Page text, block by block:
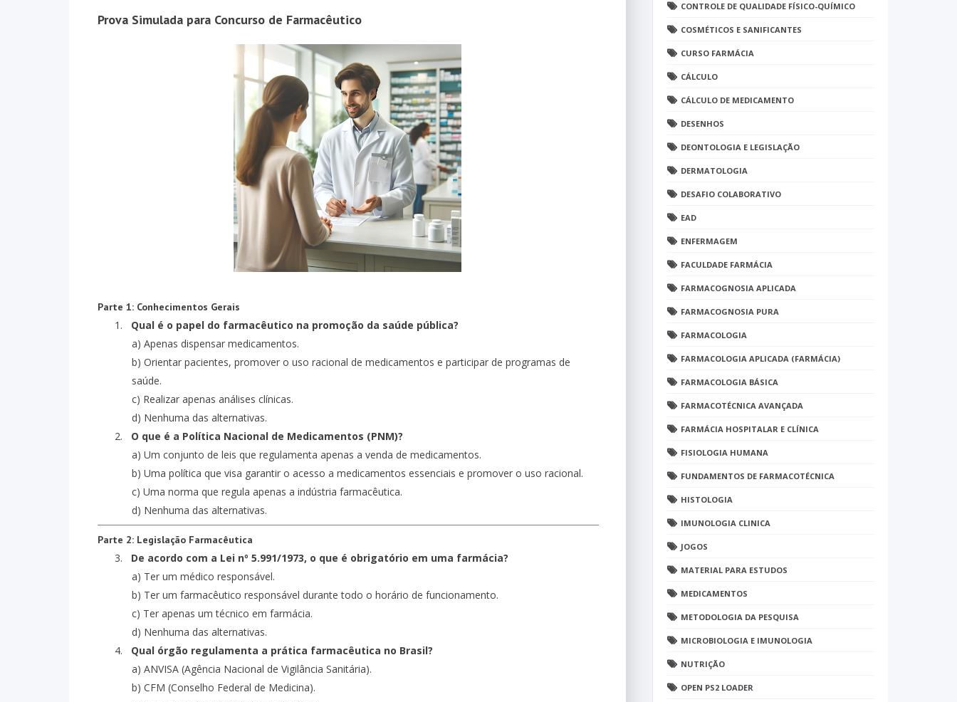
Prova Simulada para Concurso de Farmacêutico
Parte 1: Conhecimentos Gerais
1.
Qual é o papel do farmacêutico na promoção da saúde pública?
a) Apenas dispensar medicamentos.
b) Orientar pacientes, promover o uso racional de medicamentos e participar de programas de
saúde.
c) Realizar apenas análises clínicas.
d) Nenhuma das alternativas.
2.
O que é a Política Nacional de Medicamentos (PNM)?
a) Um conjunto de leis que regulamenta apenas a venda de medicamentos.
b) Uma política que visa garantir o acesso a medicamentos essenciais e promover o uso racional.
c) Uma norma que regula apenas a indústria farmacêutica.
d) Nenhuma das alternativas.
Parte 2: Legislação Farmacêutica
3.
De acordo com a Lei nº 5.991/1973, o que é obrigatório em uma farmácia?
a) Ter um médico responsável.
b) Ter um farmacêutico responsável durante todo o horário de funcionamento.
c) Ter apenas um técnico em farmácia.
d) Nenhuma das alternativas.
4.
Qual órgão regulamenta a prática farmacêutica no Brasil?
a) ANVISA (Agência Nacional de Vigilância Sanitária).
b) CFM (Conselho Federal de Medicina).
CONTROLE DE QUALIDADE FÍSICO-QUÍMICO
COSMÉTICOS E SANIFICANTES
CURSO FARMÁCIA
CÁLCULO
CÁLCULO DE MEDICAMENTO
DESENHOS
DEONTOLOGIA E LEGISLAÇÃO
DERMATOLOGIA
DESAFIO COLABORATIVO
EAD
ENFERMAGEM
FACULDADE FARMÁCIA
FARMACOGNOSIA APLICADA
FARMACOGNOSIA PURA
FARMACOLOGIA
FARMACOLOGIA APLICADA (FARMÁCIA)
FARMACOLOGIA BÁSICA
FARMACOTÉCNICA AVANÇADA
FARMÁCIA HOSPITALAR E CLÍNICA
FISIOLOGIA HUMANA
FUNDAMENTOS DE FARMACOTÉCNICA
HISTOLOGIA
IMUNOLOGIA CLINICA
JOGOS
MATERIAL PARA ESTUDOS
MEDICAMENTOS
METODOLOGIA DA PESQUISA
MICROBIOLOGIA E IMUNOLOGIA
NUTRIÇÃO
OPEN PS2 LOADER